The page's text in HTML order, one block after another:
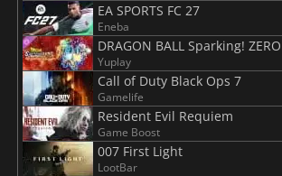
EA SPORTS FC 27
Eneba
Yuplay
Call of Duty Black Ops 7
Gamelife
Resident Evil Requiem
Game Boost
007 First Light
LootBar